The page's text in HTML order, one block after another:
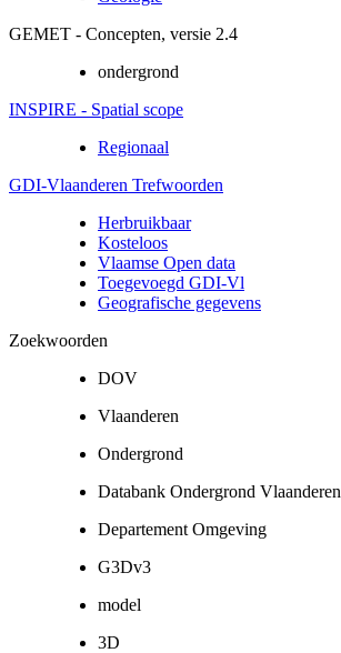
GEMET - Concepten, versie 2.4
ondergrond
INSPIRE - Spatial scope
Regionaal
GDI-Vlaanderen Trefwoorden
Herbruikbaar
Kosteloos
Vlaamse Open data
Toegevoegd GDI-Vl
Geografische gegevens
Zoekwoorden
DOV
Vlaanderen
Ondergrond
Databank Ondergrond Vlaanderen
Departement Omgeving
G3Dv3
model
3D